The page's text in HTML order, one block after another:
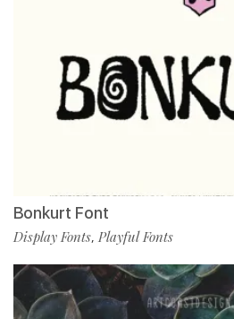
Bonkurt Font
Display Fonts, Playful Fonts